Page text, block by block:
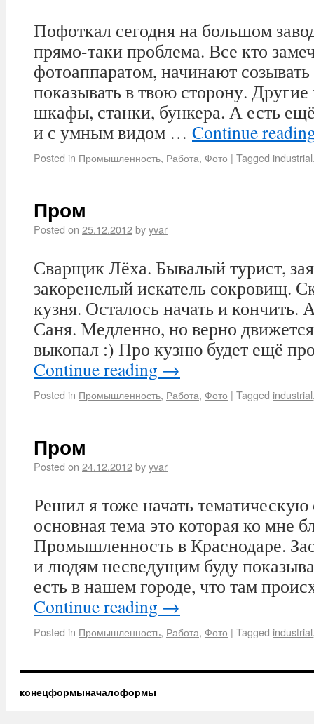
Пофоткал сегодня на большом
прямо-таки проблема. Все кто
фотоаппаратом, начинают
показывать в твою сторону. Другие
шкафы, станки, бункера. А есть
и с умным видом … Continue
Posted in Промышленность, Работа, Фото | Tagged industrial
Пром
Posted on 25.12.2012byyvar
Сварщик Лёха. Бывалый турист,
закоренелый искатель сокровищ.
кузня. Осталось начать и кончить.
Саня. Медленно, но верно
выкопал :) Про кузню будет ещё
Continue reading →
Posted in Промышленность, Работа, Фото | Tagged industrial
Пром
Posted on 24.12.2012byyvar
Решил я тоже начать
основная тема это которая ко мне
Промышленность в Краснодаре.
и людям несведущим буду
есть в нашем городе, что там
Continue reading →
Posted in Промышленность, Работа, Фото | Tagged industrial
конецформыначалоформы